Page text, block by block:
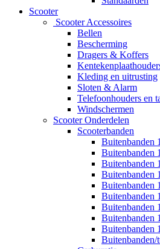
Scooter
Scooter Accessoires
Bellen
Bescherming
Dragers & Koffers
Kleding en uitrusting
Sloten & Alarm
Telefoonhouders en
Windschermen
Scooter Onderdelen
Scooterbanden
Buitenbanden
Buitenbanden
Buitenbanden
Buitenbanden
Buitenbanden
Buitenbanden
Buitenbanden
Buitenbanden
Buitenbanden
Buitenbanden/